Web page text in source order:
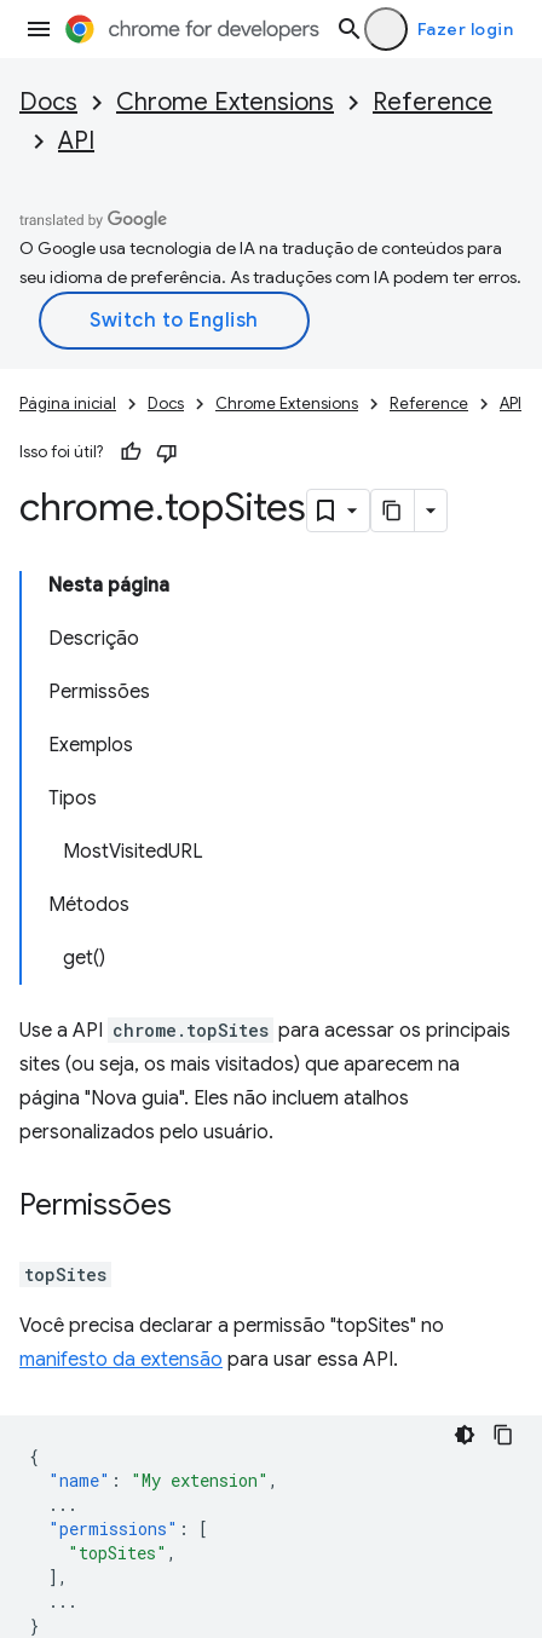
Fazer login
Docs Chrome Extensions
Reference
API
O Google usa tecnologia de IA na tradução de conteúdos para
seu idioma de preferência. As traduções com IA podem ter erros.
Página inicial Docs Chrome Extensions Reference API
Isso foi útil?
chrome.topSites
Nesta página
Descrição
Permissões
Exemplos
Tipos
MostVisitedURL
Métodos
get()
Use a API chrome.topSites para acessar os principais
sites (ou seja, os mais visitados) que aparecem na
página "Nova guia". Eles não incluem atalhos
personalizados pelo usuário.
Permissões
topSites
Você precisa declarar a permissão "topSites" no
manifesto da extensão para usar essa API.
{
"name" : "My extension" ,
...
"permissions" :
[
"topSites" ,
],
...
}